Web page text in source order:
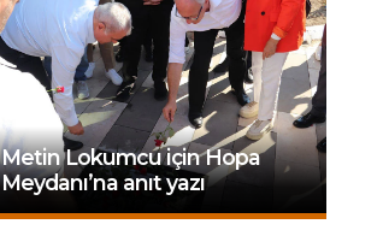
Metin Lokumcu için Hopa
Meydanı’na anıt yazı